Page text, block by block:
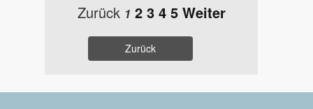
Zurück 1 2 3 4 5 Weiter
Zurück